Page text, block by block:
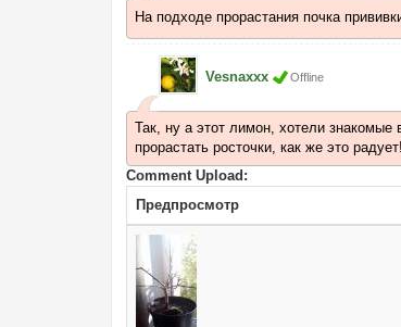
На подходе прорастания почка
Vesnaxxx Offline
Так, ну а этот лимон, хотели
прорастать росточки, как же это
Comment Upload:
Предпросмотр